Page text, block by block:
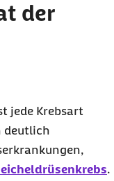
der
jede Krebsart
deutlich
.